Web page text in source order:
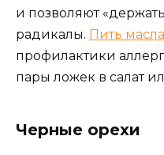
и позволяют
радикалы. Пить
профилактики
пары ложек в салат
Черные орехи